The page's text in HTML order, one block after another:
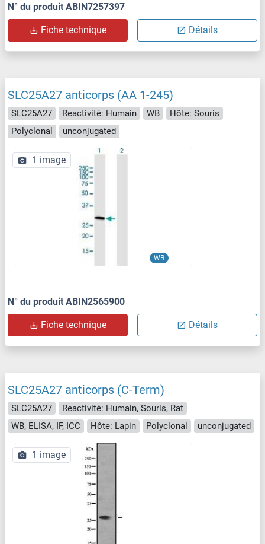
N° du produit ABIN7257397
Fiche technique Détails
SLC25A27 anticorps (AA 1-245)
SLC25A27 Reactivité: Humain WB
Hôte: Souris
Polyclonal
unconjugated
WB
1 image
N° du produit ABIN2565900
Fiche technique Détails
SLC25A27 anticorps (C-Term)
SLC25A27
Reactivité: Humain, Souris, Rat
WB, ELISA, IF, ICC
Hôte: Lapin Polyclonal unconjugated
1 image